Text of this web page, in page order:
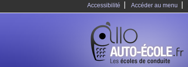
Accessibilité Accéder au menu